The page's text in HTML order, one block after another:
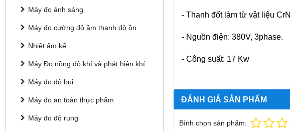
Máy đo ánh sáng
Máy đo cường độ âm thanh độ ồn
Nhiệt ẩm kế
Máy Đo nồng độ khí và phát hiện khí
Máy đo độ bụi
Máy đo an toàn thực phẩm
Máy đo độ rung
- Thanh đốt làm từ vật liệu
- Nguồn điện: 380V, 3phase.
- Công suất: 17 Kw
ĐÁNH GIÁ SẢN PHẨM
Bình chọn sản phẩm: